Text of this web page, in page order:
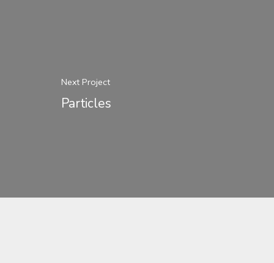
Next Project
Particles